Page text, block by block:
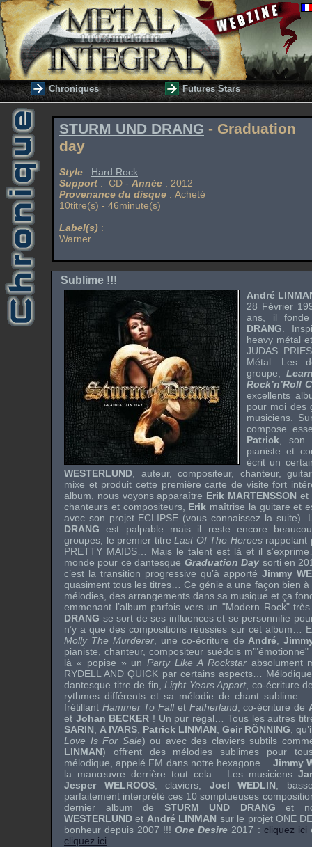
Chroniques Futures Stars
STURM UND DRANG - Graduation
day
Style : Hard Rock
Support : CD - Année : 2012
Provenance du disque : Acheté
10titre(s) - 46minute(s)
Label(s) :
Warner
Sublime !!!
André
28 Février
ans, il
DRANG .
heavy métal
JUDAS
Métal. Les
groupe,
Rock’n’Roll
excellents
pour moi des
musiciens.
compose
Patrick ,
pianiste et
écrit un
WESTERLUND , auteur, compositeur, chanteur,
mixe et produit cette première carte de visite fort
album, nous voyons apparaître Erik MARTENSSON et
chanteurs et compositeurs, Erik maîtrise la guitare et
avec son projet ECLIPSE (vous connaissez la suite).
DRANG est palpable mais il reste encore
groupes, le premier titre Last Of The Heroesrappelant
PRETTY MAIDS … Mais le talent est là et il
monde pour ce dantesque Graduation Day sorti en
c’est la transition progressive qu’à apporté Jimmy
quasiment tous les titres… Ce génie a une façon bien à
mélodies, des arrangements dans sa musique et ça
emmenant l’album parfois vers un "Modern Rock"
DRANG se sort de ses influences et se personnifie
n’y a que des compositions réussies sur cet album…
Molly The Murderer, une co-écriture de André ,
pianiste, chanteur, compositeur suédois
là « popise » unParty Like A Rockstarabsolument
RYDELL AND QUICK par certains aspects…
dantesque titre de fin,Light Years Appart, co-écriture
rythmes différents et sa mélodie de chant sublime…
frétillant Hammer To Fall et Fatherland, co-écriture de
et Johan BECKER ! Un pur régal… Tous les autres
SARIN
A IVARS Patrick LINMAN Geir RÖNNING ,
Love Is For Sale) ou avec des claviers subtils
LINMAN) offrent des mélodies sublimes pour
mélodique, appelé FM dans notre hexagone…Jimmy
la manœuvre derrière tout cela… Les musiciens
Jesper WELROOS, claviers, Joel WEDLIN ,
parfaitement interprété ces 10 somptueuses
dernier album de STURM UND DRANG et
WESTERLUND et André LINMAN sur le projet ONE
bonheur depuis 2007 !!!One Desire 2017 : cliquez ici
cliquez ici